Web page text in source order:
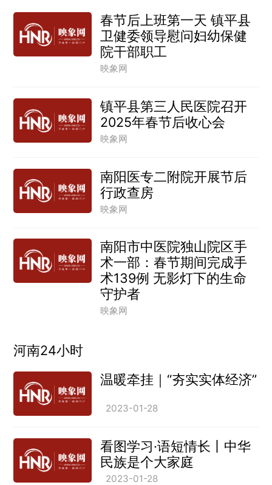
春节后上班第一天 镇平县
卫健委领导慰问妇幼保健
院干部职工
映象网
镇平县第三人民医院召开
2025年春节后收心会
映象网
南阳医专二附院开展节后
行政查房
映象网
南阳市中医院独山院区手
术一部：春节期间完成手
术139例 无影灯下的生命
守护者
映象网
河南24小时
温暖牵挂｜“夯实实体经济”
2023-01-28
看图学习·语短情长丨中华
民族是个大家庭
2023-01-28